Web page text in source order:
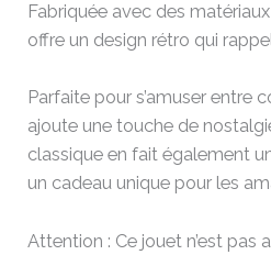
Fabriquée avec des
offre un design rétro qui
Parfaite pour s’amuser entre
ajoute une touche de
classique en fait également
un cadeau unique pour les
Attention : Ce jouet n’est pas